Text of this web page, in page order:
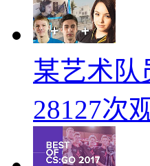
某艺术队
28127次